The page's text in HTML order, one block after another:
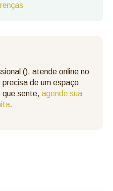
(), atende online no
de um espaço
que sente, agende sua
.